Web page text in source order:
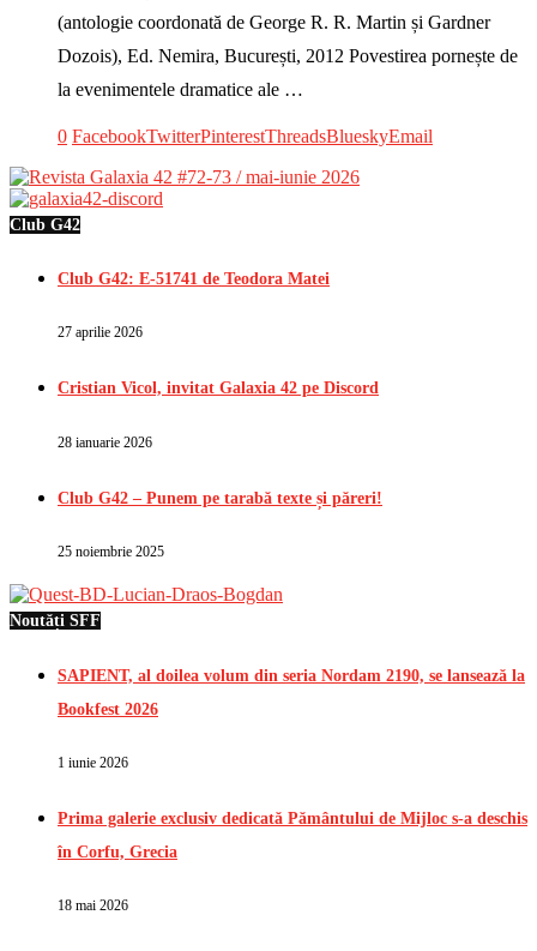
(antologie coordonată de George R. R. Martin și Gardner
Dozois), Ed. Nemira, București, 2012 Povestirea pornește de
la evenimentele dramatice ale …
0 FacebookTwitterPinterestThreadsBlueskyEmail
Club G42
Club G42: E-51741 de Teodora Matei
27 aprilie 2026
Cristian Vicol, invitat Galaxia 42 pe Discord
28 ianuarie 2026
Club G42 – Punem pe tarabă texte și păreri!
25 noiembrie 2025
Noutăți SFF
SAPIENT, al doilea volum din seria Nordam 2190, se lansează la
Bookfest 2026
1 iunie 2026
Prima galerie exclusiv dedicată Pământului de Mijloc s-a deschis
în Corfu, Grecia
18 mai 2026